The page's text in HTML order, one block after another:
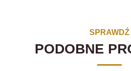
SPRAWDŹ
PODOBNE